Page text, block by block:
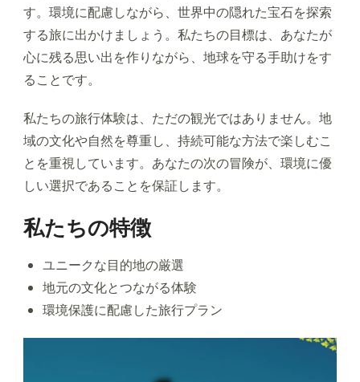
す。環境に配慮しながら、世界中の隠れた宝石を探索
する旅に出かけましょう。私たちの目標は、あなたが
心に残る思い出を作りながら、地球を守る手助けをす
ることです。
私たちの旅行体験は、ただの観光ではありません。地
域の文化や自然を尊重し、持続可能な方法で楽しむこ
とを重視しています。あなたの次の冒険が、環境に優
しい選択であることを保証します。
私たちの特徴
ユニークな目的地の厳選
地元の文化とつながる体験
環境保護に配慮した旅行プラン